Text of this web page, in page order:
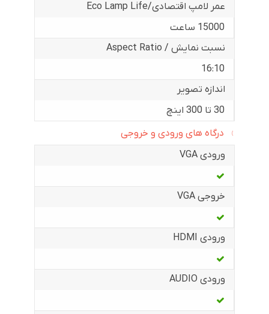
عمر لامپ اقتصادی/Eco Lamp Life
15000 ساعت
نسبت نمایش / Aspect Ratio
16:10
اندازه تصویر
30 تا 300 اینچ
درگاه های ورودی و خروجی
ورودی VGA
خروجی VGA
ورودی HDMI
ورودی AUDIO